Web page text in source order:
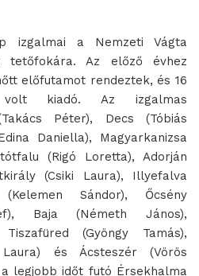
izgalmai a Nemzeti Vágta
tetőfokára. Az előző évhez
előfutamot rendeztek, és 16
volt kiadó. Az izgalmas
Péter), Decs (Tóbiás
Daniella), Magyarkanizsa
(Rigó Loretta), Adorján
(Csiki Laura), Illyefalva
Sándor), Őcsény
Baja (Németh János),
(Gyöngy Tamás),
és Ácsteszér (Vörös
legjobb időt futó Érsekhalma